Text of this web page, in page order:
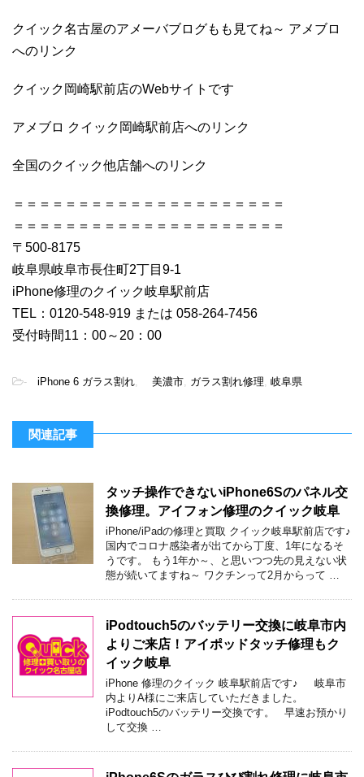
クイック名古屋のアメーバブログもも見てね～ アメブロ
へのリンク
クイック岡崎駅前店のWebサイトです
アメブロ クイック岡崎駅前店へのリンク
全国のクイック他店舗へのリンク
＝＝＝＝＝＝＝＝＝＝＝＝＝＝＝＝＝＝＝＝＝
＝＝＝＝＝＝＝＝＝＝＝＝＝＝＝＝＝＝＝＝＝
〒500-8175
岐阜県岐阜市長住町2丁目9-1
iPhone修理のクイック岐阜駅前店
TEL：0120-548-919 または 058-264-7456
受付時間11：00～20：00
- iPhone 6 ガラス割れ 美濃市 ガラス割れ修理 岐阜県
関連記事
タッチ操作できないiPhone6Sのパネル交
換修理。アイフォン修理のクイック岐阜
iPhone/iPadの修理と買取 クイック岐阜駅前店です♪
国内でコロナ感染者が出てから丁度、1年になるそ
うです。 もう1年か～、と思いつつ先の見えない状
態が続いてますね～ ワクチンって2月からって …
iPodtouch5のバッテリー交換に岐阜市内
よりご来店！アイポッドタッチ修理もク
イック岐阜
iPhone 修理のクイック 岐阜駅前店です♪ 岐阜市
内よりA様にご来店していただきました。
iPodtouch5のバッテリー交換です。 早速お預かり
して交換 …